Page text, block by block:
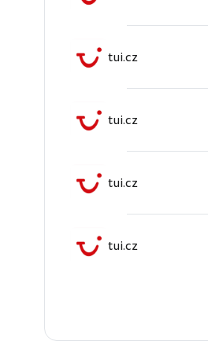
tui.cz
tui.cz
tui.cz
tui.cz